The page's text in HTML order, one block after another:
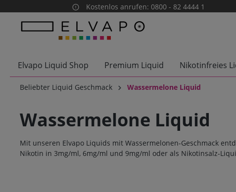
Zur Hauptnavigation springen
Kostenlos anrufen: 0800 - 82 4444 1
Elvapo Liquid Shop Premium Liquid Nikotinfreies
Beliebter Liquid Geschmack Wassermelone Liquid
Wassermelone Liquid
Mit unseren Elvapo Liquids mit Wassermelonen-Geschmack
Nikotin in 3mg/ml, 6mg/ml und 9mg/ml oder als Nikotinsalz-